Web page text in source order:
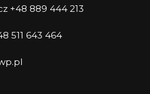
+48 889 444 213
511 643 464